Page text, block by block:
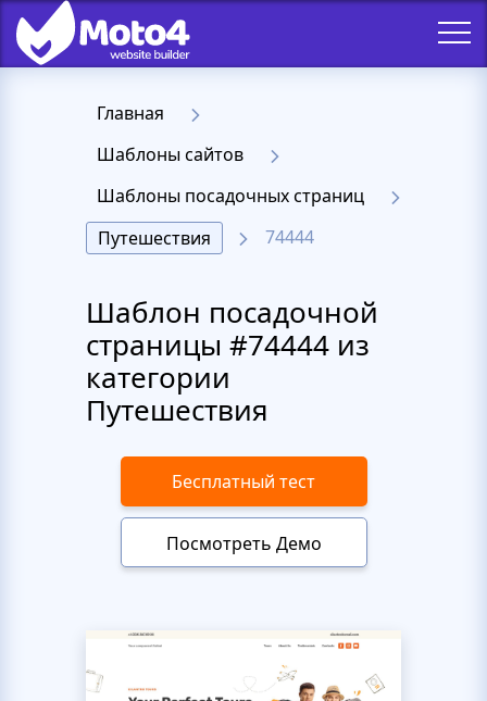
Главная
Шаблоны сайтов
Шаблоны посадочных страниц
Путешествия
74444
Шаблон посадочной
страницы #74444 из
категории
Путешествия
Бесплатный тест
Посмотреть Демо